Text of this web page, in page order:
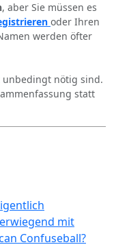
, aber Sie müssen es
oder Ihren
werden öfter
unbedingt nötig sind.
statt
mit
Confuseball?